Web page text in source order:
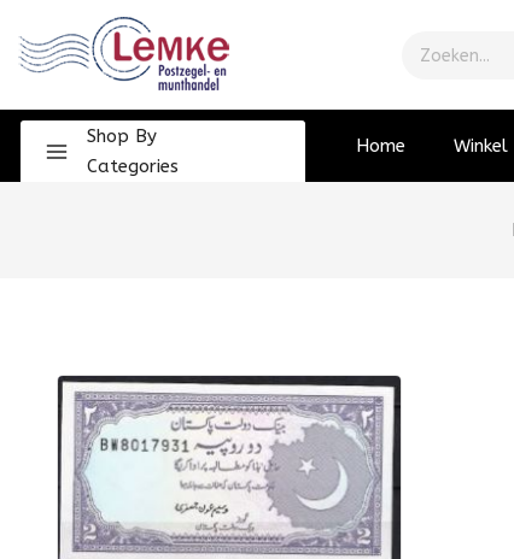
Shop By
Categories
Home Winkel